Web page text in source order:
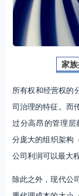
家
所有权和经营权的
司治理的特征。而
过分高昂的管理层
分庞大的组织架构
公司利润可以最大
除此之外，现代公